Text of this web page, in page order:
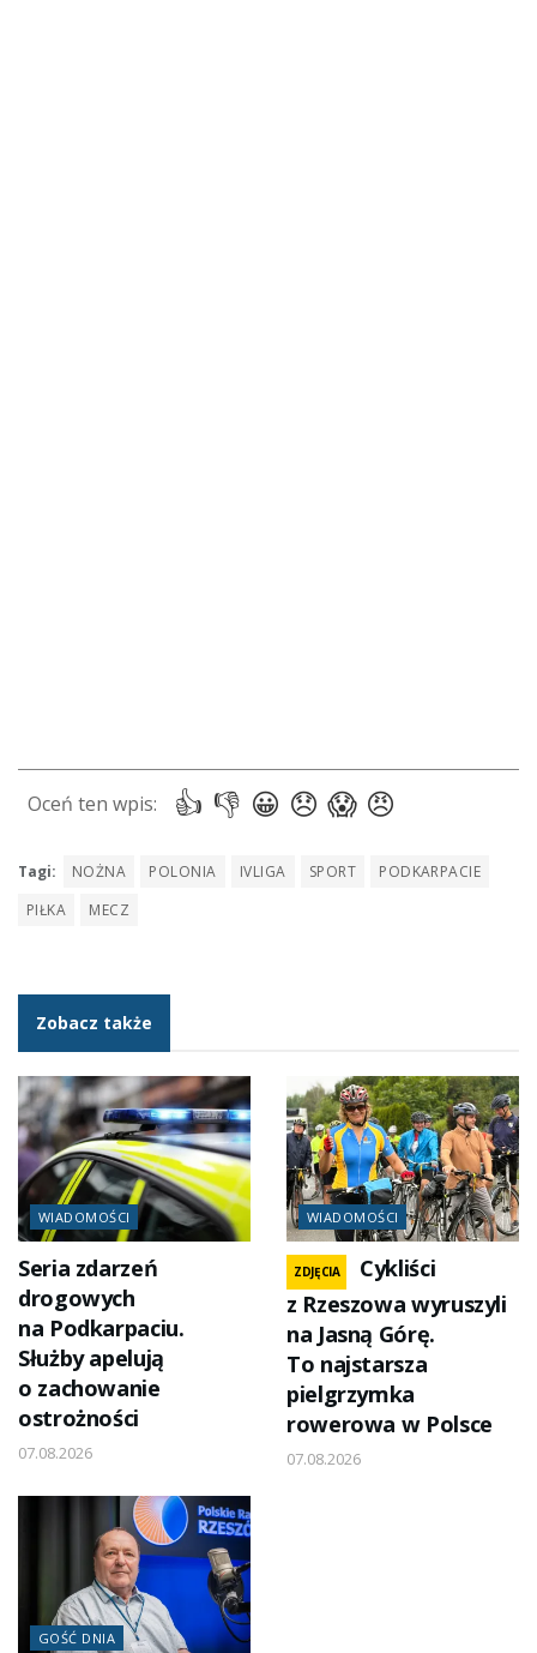
Tagi: NOŻNA POLONIA IVLIGA SPORT
PODKARPACIE
PIŁKA
MECZ
Zobacz także
WIADOMOŚCI
Seria zdarzeń
drogowych
na Podkarpaciu.
Służby apelują
o zachowanie
ostrożności
07.08.2026
WIADOMOŚCI
ZDJĘCIA
Cykliści
z Rzeszowa wyruszyli
na Jasną Górę.
To najstarsza
pielgrzymka
rowerowa w Polsce
07.08.2026
GOŚĆ DNIA